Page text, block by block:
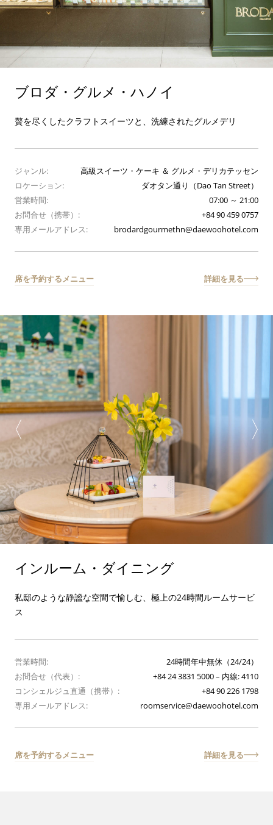
ブロダ・グルメ・ハノイ
贅を尽くしたクラフトスイーツと、洗練されたグルメデリ
ジャンル:
高級スイーツ・ケーキ ＆ グルメ・デリカテッセン
ロケーション:
ダオタン通り（Dao Tan Street）
営業時間:
07:00 ～ 21:00
お問合せ（携帯）:
+84 90 459 0757
専用メールアドレス:
brodardgourmethn@daewoohotel.com
席を予約するメニュー 詳細を見る
インルーム・ダイニング
私邸のような静謐な空間で愉しむ、極上の24時間ルームサービ
ス
営業時間:
24時間年中無休（24/24）
お問合せ（代表）:
+84 24 3831 5000– 内線: 4110
コンシェルジュ直通（携帯）:
+84 90 226 1798
専用メールアドレス:
roomservice@daewoohotel.com
席を予約するメニュー 詳細を見る